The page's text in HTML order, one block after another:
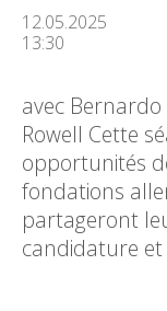
12.05.2025
13:30
avec Bernardo
Rowell Cette
opportunités
fondations
partageront
candidature